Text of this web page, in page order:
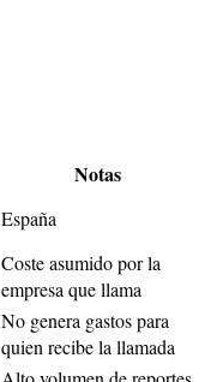
Notas
España
Coste asumido por la
empresa que llama
No genera gastos para
quien recibe la llamada